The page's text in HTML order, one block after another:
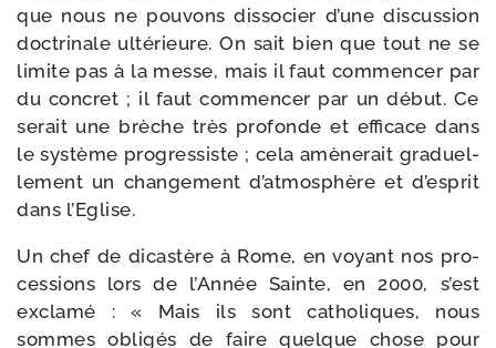
que nous ne pou­vons dis­so­cier d’une dis­cus­sion
doc­tri­nale ulté­rieure. On sait bien que tout ne se
limite pas à la messe, mais il faut com­men­cer par
du concret ; il faut com­men­cer par un début. Ce
serait une brèche très pro­fonde et effi­cace dans
le sys­tème pro­gres­siste ; cela amè­ne­rait gra­duel­
le­ment un chan­ge­ment d’at­mo­sphère et d’es­prit
dans l’Eglise.
Un chef de dicas­tère à Rome, en voyant nos pro­
ces­sions lors de l’Année Sainte, en 2000, s’est
excla­mé : « Mais ils sont catho­liques, nous
sommes obli­gés de faire quelque chose pour